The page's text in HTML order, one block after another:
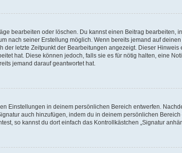
bearbeiten oder löschen. Du kannst einen Beitrag bearbeiten,
nach seiner Erstellung möglich. Wenn bereits jemand auf
letzte Zeitpunkt der Bearbeitungen angezeigt. Dieser
hat. Diese können jedoch, falls sie es für nötig halten, eine
jemand darauf geantwortet hat.
Einstellungen in deinem persönlichen Bereich entwerfen.
auch hinzufügen, indem du in deinem persönlichen
so kannst du dort einfach das Kontrollkästchen „Signatur